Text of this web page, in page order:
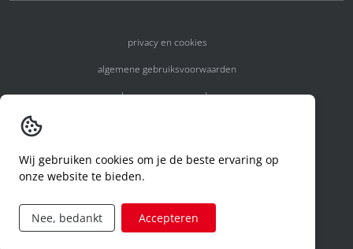
privacy en cookies
algemene gebruiksvoorwaarden
algemene voorwaarden
code of conduct
aanvraag rechten ivm privacy
Wij gebruiken cookies om je de beste ervaring op
onze website te bieden.
Nee, bedankt Accepteren